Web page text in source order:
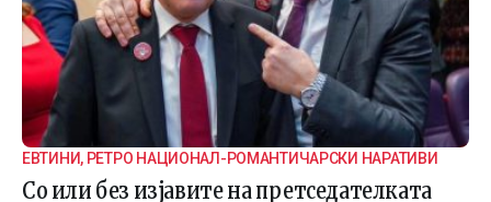
ЕВТИНИ, РЕТРО НАЦИОНАЛ-РОМАНТИЧАРСКИ НАРАТИВИ
Со или без изјавите на претседателката